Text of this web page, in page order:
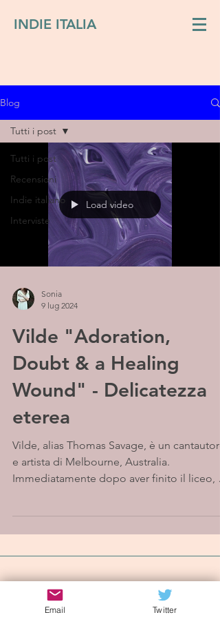
INDIE ITALIA
Blog
Tutti i post
Recensioni
Indie italiano
Interviste
Tutti i post
Load video
Sonia
9 lug 2024
Vilde "Adoration,
Doubt & a Healing
Wound" - Delicatezza
eterea
Vilde, alias Thomas Savage, è un cantautore
e artista di Melbourne, Australia.
Immediatamente dopo aver finito il liceo,
Iscriviti alla mailing list
Email Twitter